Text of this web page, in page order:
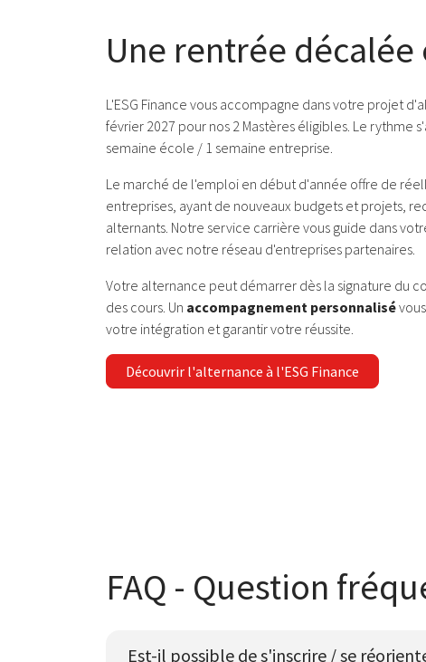
Une rentrée
L'ESG Finance vous accompagne dans votre projet
février 2027 pour nos 2 Mastères éligibles. Le rythme
semaine école / 1 semaine entreprise.
Le marché de l'emploi en début d'année offre de
entreprises, ayant de nouveaux budgets et projets,
alternants. Notre service carrière vous guide dans
relation avec notre réseau d'entreprises partenaires.
Votre alternance peut démarrer dès la signature du
des cours. Un accompagnement personnalisé
votre intégration et garantir votre réussite.
Découvrir l'alternance à l'ESG Finance
FAQ - Question
Est-il possible de s'inscrire / se